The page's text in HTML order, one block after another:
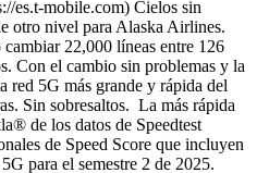
es.t-mobile.com) Cielos sin
otro nivel para Alaska Airlines.
22,000 líneas entre 126
Con el cambio sin problemas y la
red 5G más grande y rápida del
Sin sobresaltos. La más rápida
de los datos de Speedtest
de Speed Score que incluyen
para el semestre 2 de 2025.